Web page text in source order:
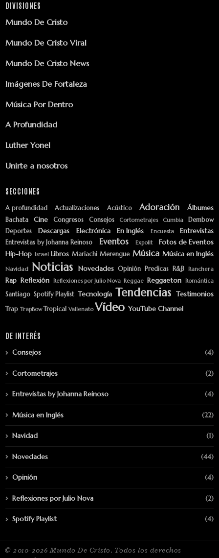
DIVISIONES
Mundo De Cristo
Mundo De Cristo Viral
Mundo De Cristo News
Imágenes De Fortaleza
Música Por Dentro
A Profundidad
Luther Yonel
Unirte a nosotros
SECCIONES
A profundidad Actualizaciones Acústico Adoración Álbumes
Bachata Cine Congresos Consejos Cortometrajes Cumbia
Dembow
Deportes
Descargas Electrónica En Inglés Encuesta Entrevistas
Entrevistas by Johanna Reinoso Eventos Expolit
Fotos de Eventos
Hip-Hop Israel Libros Mariachi Merengue Música Música en Inglés
Navidad Noticias Novedades Opinión Predicas R&B Ranchera
Rap Reflexión Reflexiones por Julio Nova Reggae Reggaeton Romántica
Santiago Spotify Playlist Tecnología Tendencias Testimonios
Trap TrapBow Tropical Vallenato Vídeo YouTube Channel
DE INTERÉS
Consejos (4)
Cortometrajes (2)
Entrevistas by Johanna Reinoso (4)
Música en Inglés (22)
Navidad (1)
Novedades (44)
Opinión (4)
Reflexiones por Julio Nova (2)
Spotify Playlist (4)
© 2010-2026 Mundo De Cristo. Todos los derechos